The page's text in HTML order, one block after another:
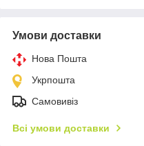
Умови доставки
Нова Пошта
Укрпошта
Самовивіз
Всі умови доставки